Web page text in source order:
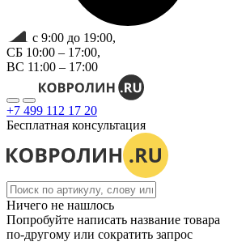
с 9:00 до 19:00,
СБ 10:00 – 17:00,
ВС 11:00 – 17:00
+7 499 112 17 20
Бесплатная консультация
Ничего не нашлось
Попробуйте написать название товара
по-другому или сократить запрос